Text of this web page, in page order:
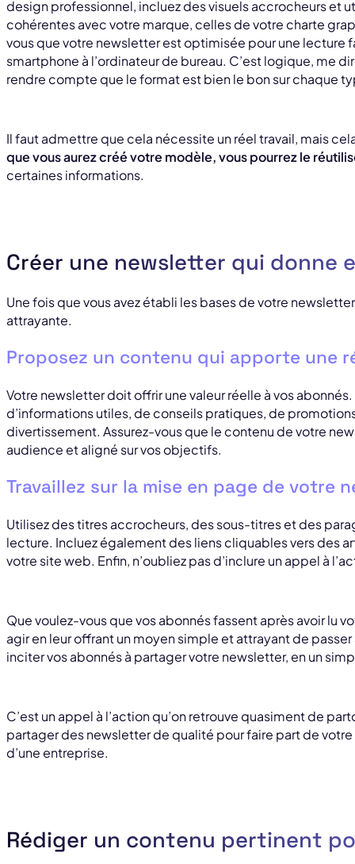
design professionnel, incluez des visuels accrocheurs et
cohérentes avec votre marque, celles de votre charte
vous que votre newsletter est optimisée pour une lecture
smartphone à l’ordinateur de bureau. C’est logique, me
rendre compte que le format est bien le bon sur chaque
Il faut admettre que cela nécessite un réel travail, mais
que vous aurez créé votre modèle, vous pourrez le
certaines informations.
Créer une newsletter qui donne
Une fois que vous avez établi les bases de votre
attrayante.
Proposez un contenu qui apporte une
Votre newsletter doit offrir une valeur réelle à vos
d’informations utiles, de conseils pratiques, de
divertissement. Assurez-vous que le contenu de votre
audience et aligné sur vos objectifs.
Travaillez sur la mise en page de votre
Utilisez des titres accrocheurs, des sous-titres et des
lecture. Incluez également des liens cliquables vers des
votre site web. Enfin, n’oubliez pas d’inclure un appel à
Que voulez-vous que vos abonnés fassent après avoir lu
agir en leur offrant un moyen simple et attrayant de passer
inciter vos abonnés à partager votre newsletter, en un
C’est un appel à l’action qu’on retrouve quasiment de
partager des newsletter de qualité pour faire part de votre
d’une entreprise.
Rédiger un contenu pertinent